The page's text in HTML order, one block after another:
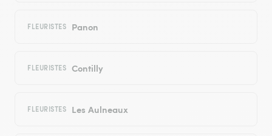
FLEURISTES Panon
FLEURISTES Contilly
FLEURISTES Les Aulneaux